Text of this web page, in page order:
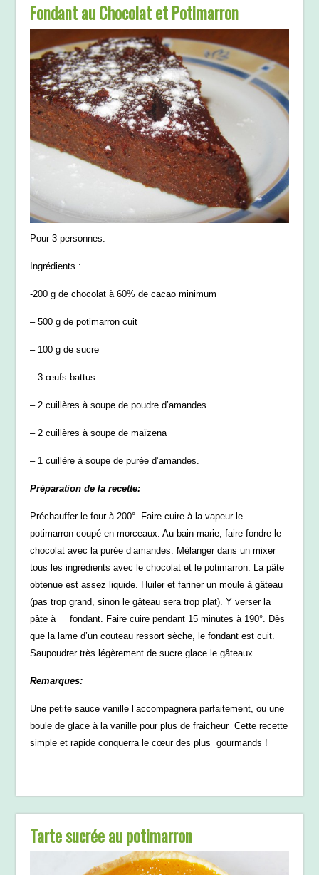
Fondant au Chocolat et Potimarron
Pour 3 personnes.
Ingrédients :
-200 g de chocolat à 60% de cacao minimum
– 500 g de potimarron cuit
– 100 g de sucre
– 3 œufs battus
– 2 cuillères à soupe de poudre d’amandes
– 2 cuillères à soupe de maïzena
– 1 cuillère à soupe de purée d’amandes.
Préparation de la recette:
Préchauffer le four à 200°. Faire cuire à la vapeur le
potimarron coupé en morceaux. Au bain-marie, faire fondre le
chocolat avec la purée d’amandes. Mélanger dans un mixer
tous les ingrédients avec le chocolat et le potimarron. La pâte
obtenue est assez liquide. Huiler et fariner un moule à gâteau
(pas trop grand, sinon le gâteau sera trop plat). Y verser la
pâte à fondant. Faire cuire pendant 15 minutes à 190°. Dès
que la lame d’un couteau ressort sèche, le fondant est cuit.
Saupoudrer très légèrement de sucre glace le gâteaux.
Remarques:
Une petite sauce vanille l’accompagnera parfaitement, ou une
boule de glace à la vanille pour plus de fraicheur Cette recette
simple et rapide conquerra le cœur des plus gourmands !
Tarte sucrée au potimarron